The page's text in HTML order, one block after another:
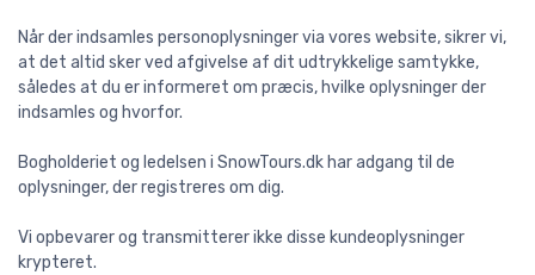
Når der indsamles personoplysninger via vores website, sikrer vi,
at det altid sker ved afgivelse af dit udtrykkelige samtykke,
således at du er informeret om præcis, hvilke oplysninger der
indsamles og hvorfor.
Bogholderiet og ledelsen i SnowTours.dk har adgang til de
oplysninger, der registreres om dig.
Vi opbevarer og transmitterer ikke disse kundeoplysninger
krypteret.